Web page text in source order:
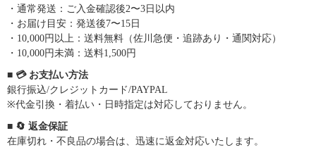
・通常発送：ご入金確認後2〜3日以内
・お届け目安：発送後7〜15日
・10,000円以上：送料無料（佐川急便・追跡あり・通関対応）
・10,000円未満：送料1,500円
■ 💳 お支払い方法
銀行振込/クレジットカード/PAYPAL
※代金引換・着払い・日時指定は対応しておりません。
■ 🔄 返金保証
在庫切れ・不良品の場合は、迅速に返金対応いたします。